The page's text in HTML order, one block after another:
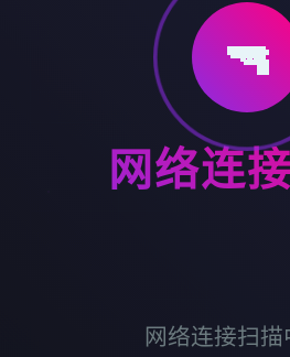
🔫
网络连
网络连接扫